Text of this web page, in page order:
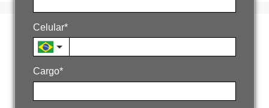
Celular*
Cargo*
Antes e depois do
marketing
estratégico